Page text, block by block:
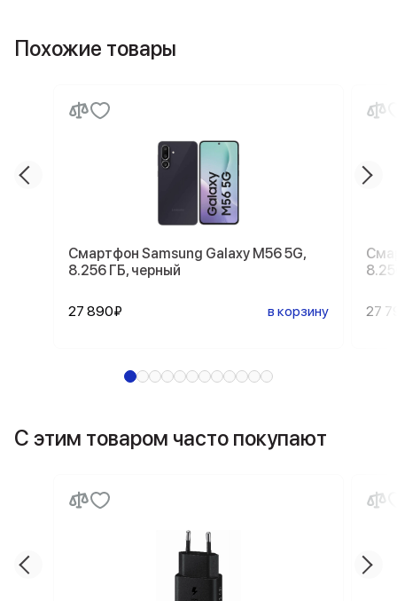
Похожие товары
Смартфон Samsung Galaxy M56 5G,
8.256 ГБ, черный
27 890₽ в корзину 27
С этим товаром часто покупают